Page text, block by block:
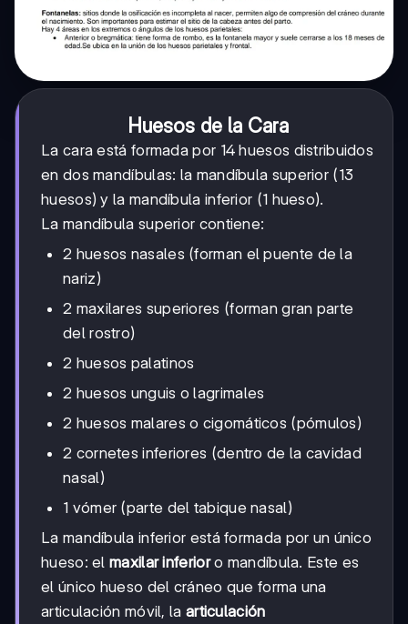
Huesos de la Cara
La cara está formada por 14 huesos distribuidos
en dos mandíbulas: la mandíbula superior (13
huesos) y la mandíbula inferior (1 hueso).
La mandíbula superior contiene:
2 huesos nasales (forman el puente de la
nariz)
2 maxilares superiores (forman gran parte
del rostro)
2 huesos palatinos
2 huesos unguis o lagrimales
2 huesos malares o cigomáticos (pómulos)
2 cornetes inferiores (dentro de la cavidad
nasal)
1 vómer (parte del tabique nasal)
La mandíbula inferior está formada por un único
hueso: elmaxilar inferioro mandíbula. Este es
el único hueso del cráneo que forma una
articulación móvil, la articulación